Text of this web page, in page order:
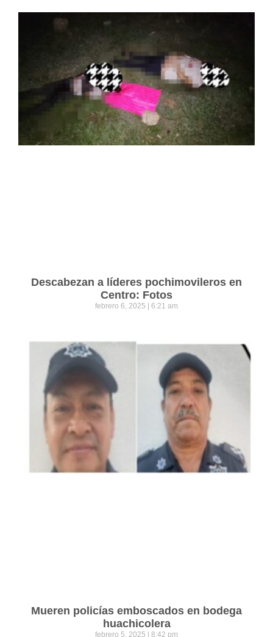
Descabezan a líderes pochimovileros en
Centro: Fotos
febrero 6, 2025 6:21 am
Mueren policías emboscados en bodega
huachicolera
febrero 5, 2025 8:42 pm